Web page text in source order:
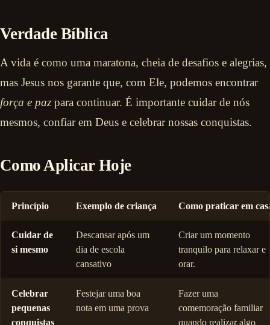
Verdade Bíblica
A vida é como uma maratona, cheia de desafios e alegrias,
mas Jesus nos garante que, com Ele, podemos encontrar
força e paz para continuar. É importante cuidar de nós
mesmos, confiar em Deus e celebrar nossas conquistas.
Como Aplicar Hoje
Princípio Exemplo de criança Como praticar em
Cuidar de
si mesmo
Descansar após um
dia de escola
cansativo
Criar um momento
tranquilo para relaxar e
orar.
Celebrar
pequenas
conquistas
Festejar uma boa
nota em uma prova
Fazer uma
comemoração familiar
quando realizar algo